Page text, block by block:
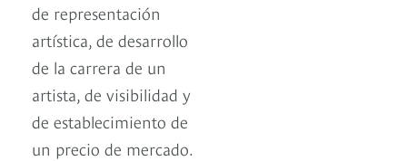
de representación
artística, de desarrollo
de la carrera de un
artista, de visibilidad y
de establecimiento de
un precio de mercado.